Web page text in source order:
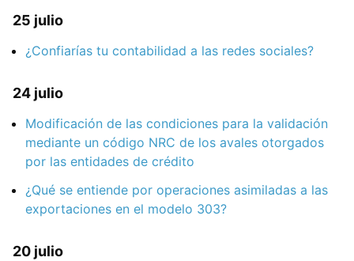
25 julio
¿Confiarías tu contabilidad a las redes sociales?
24 julio
Modificación de las condiciones para la validación
mediante un código NRC de los avales otorgados
por las entidades de crédito
¿Qué se entiende por operaciones asimiladas a las
exportaciones en el modelo 303?
20 julio